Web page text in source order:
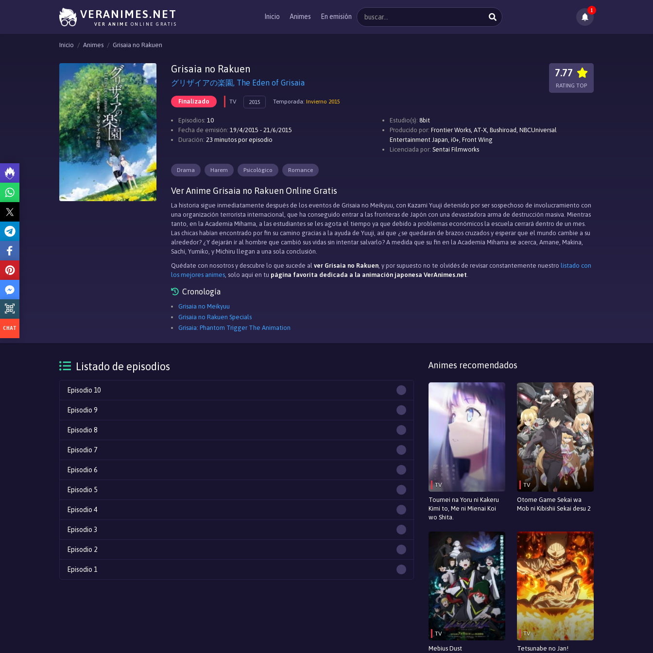
VERANIMES.NET
VER ANIME ONLINE GRATIS
Inicio Animes En emisión
1
Inicio Animes Grisaia no Rakuen
Grisaia no Rakuen
グリザイアの楽園, The Eden of Grisaia
Finalizado TV 2015 Temporada: Invierno 2015
7.77
RATING TOP
Episodios: 10
Fecha de emisión: 19/4/2015 - 21/6/2015
Duración: 23 minutos por episodio
Estudio(s): 8bit
Producido por: Frontier Works, AT-X, Bushiroad, NBCUniversal
Entertainment Japan, i0+, Front Wing
Licenciada por: Sentai Filmworks
Drama Harem Psicológico Romance
Ver Anime Grisaia no Rakuen Online Gratis
La historia sigue inmediatamente después de los eventos de Grisaia no Meikyuu, con Kazami Yuuji detenido por ser sospechoso de involucramiento con
una organización terrorista internacional, que ha conseguido entrar a las fronteras de Japón con una devastadora arma de destrucción masiva. Mientras
tanto, en la Academia Mihama, a las estudiantes se les agota el tiempo ya que debido a problemas económicos la escuela cerrará dentro de un mes.
Las chicas habían encontrado por fin su camino gracias a la ayuda de Yuuji, así que ¿se quedarán de brazos cruzados y esperar que el mundo cambie a su
alrededor? ¿Y dejarán ir al hombre que cambió sus vidas sin intentar salvarlo? A medida que su fin en la Academia Mihama se acerca, Amane, Makina,
Sachi, Yumiko, y Michiru llegan a una sola conclusión.
Quédate con nosotros y descubre lo que sucede al ver Grisaia no Rakuen, y por supuesto no te olvidés de revisar constantemente nuestro listado con
los mejores animes, solo aqui en tu página favorita dedicada a la animación japonesa VerAnimes.net.
Cronología
Grisaia no Meikyuu
Grisaia no Rakuen Specials
Grisaia: Phantom Trigger The Animation
Listado de episodios
Episodio 10
Episodio 9
Episodio 8
Episodio 7
Episodio 6
Episodio 5
Episodio 4
Episodio 3
Episodio 2
Episodio 1
Animes recomendados
TV
Toumei na Yoru ni Kakeru
Kimi to, Me ni Mienai Koi
wo Shita.
TV
Otome Game Sekai wa
Mob ni Kibishii Sekai desu 2
TV
Mebius Dust
TV
Tetsunabe no Jan!